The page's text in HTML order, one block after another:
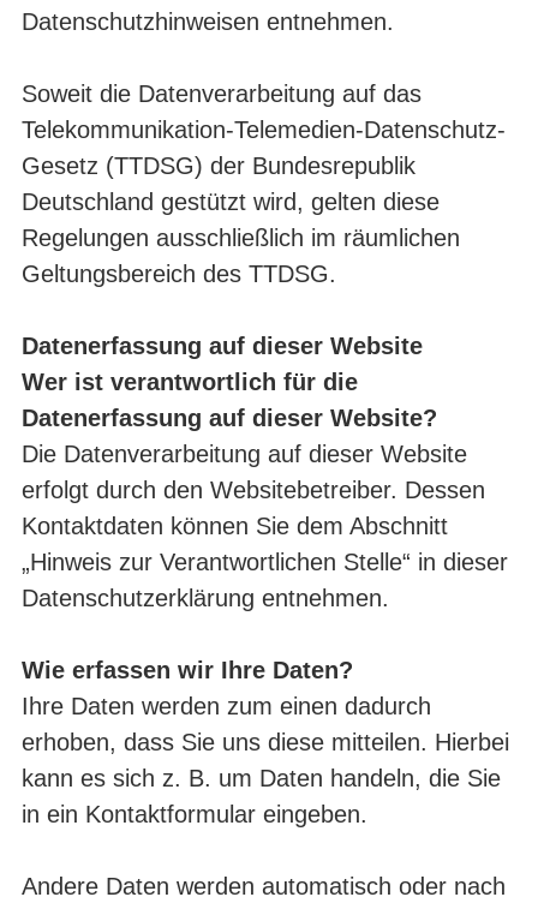
Datenschutzhinweisen entnehmen.
Soweit die Datenverarbeitung auf das
Telekommunikation-Telemedien-Datenschutz-
Gesetz (TTDSG) der Bundesrepublik
Deutschland gestützt wird, gelten diese
Regelungen ausschließlich im räumlichen
Geltungsbereich des TTDSG.
Datenerfassung auf dieser Website
Wer ist verantwortlich für die
Datenerfassung auf dieser Website?
Die Datenverarbeitung auf dieser Website
erfolgt durch den Websitebetreiber. Dessen
Kontaktdaten können Sie dem Abschnitt
„Hinweis zur Verantwortlichen Stelle“ in dieser
Datenschutzerklärung entnehmen.
Wie erfassen wir Ihre Daten?
Ihre Daten werden zum einen dadurch
erhoben, dass Sie uns diese mitteilen. Hierbei
kann es sich z. B. um Daten handeln, die Sie
in ein Kontaktformular eingeben.
Andere Daten werden automatisch oder nach